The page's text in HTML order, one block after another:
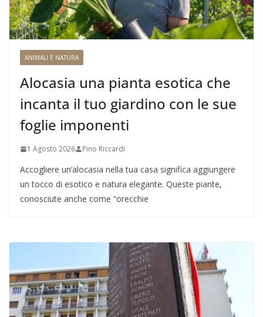
ANIMALI E NATURA
Alocasia una pianta esotica che
incanta il tuo giardino con le sue
foglie imponenti
1 Agosto 2026 Pino Riccardi
Accogliere un’alocasia nella tua casa significa aggiungere
un tocco di esotico e natura elegante. Queste piante,
conosciute anche come “orecchie